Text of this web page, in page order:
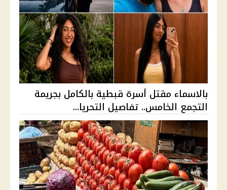
بالاسماء مقتل أسرة قبطية بالكامل بجريمة
التجمع الخامس.. تفاصيل التحريا...